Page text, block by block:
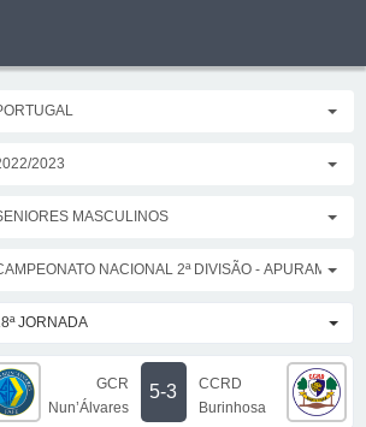
2023
MASCULINOS
NACIONAL 2ª DIVISÃO -
JORNADA
GCR
Nun’Álvares
5-3
CCRD
Burinhosa